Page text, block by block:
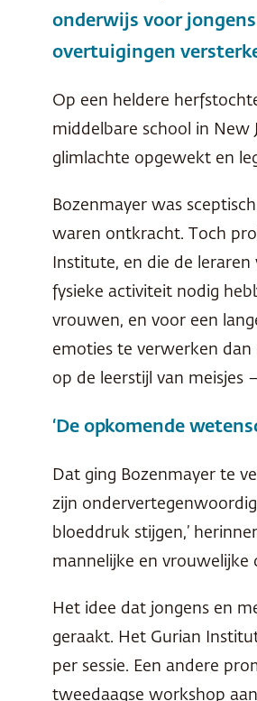
onderwijs voor
overtuigingen
Op een heldere
middelbare school in New
glimlachte opgewekt en
Bozenmayer was
waren ontkracht. Toch
Institute, en die de
fysieke activiteit nodig
vrouwen, en voor een
emoties te verwerken dan
op de leerstijl van meisjes
‘De opkomende
Dat ging Bozenmayer te
zijn
bloeddruk stijgen,’
mannelijke en vrouwelijke
Het idee dat jongens en
geraakt. Het Gurian
per sessie. Een andere
tweedaagse workshop